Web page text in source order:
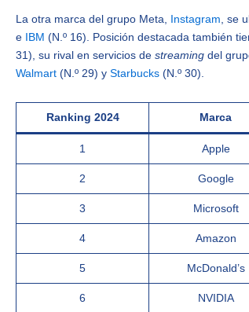
La otra marca del grupo Meta, Instagram, se
e IBM (N.º 16). Posición destacada también
31), su rival en servicios de streaming del
Walmart (N.º 29) y Starbucks (N.º 30).
Ranking 2024 Marca
1 Apple
2 Google
3 Microsoft
4 Amazon
5 McDonald’s
6 NVIDIA